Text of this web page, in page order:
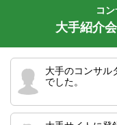
コ
大手紹介
大手のコンサル
でした。